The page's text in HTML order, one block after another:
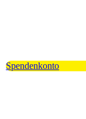
Spendenkonto